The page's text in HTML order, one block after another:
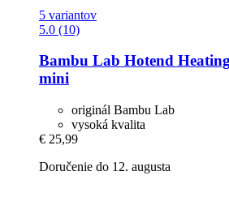
5 variantov
5.0 (10)
Bambu Lab Hotend
mini
originál Bambu Lab
vysoká kvalita
€ 25,99
Doručenie do 12. augusta